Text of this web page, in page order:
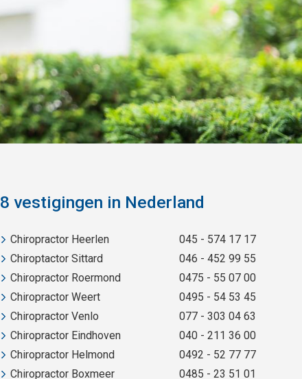
8 vestigingen in Nederland
Chiropractor Heerlen
045 - 574 17 17
Chiroptactor Sittard
046 - 452 99 55
Chiropractor Roermond
0475 - 55 07 00
Chiropractor Weert
0495 - 54 53 45
Chiropractor Venlo
077 - 303 04 63
Chiropractor Eindhoven
040 - 211 36 00
Chiropractor Helmond
0492 - 52 77 77
Chiropractor Boxmeer
0485 - 23 51 01